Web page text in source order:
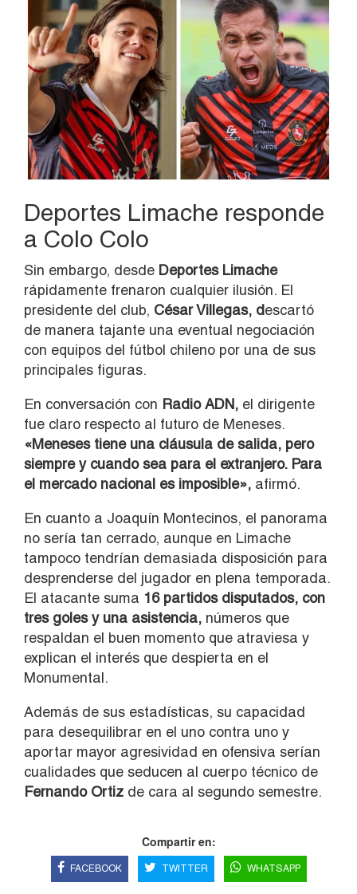
Deportes Limache responde
a Colo Colo
Sin embargo, desde Deportes Limache
rápidamente frenaron cualquier ilusión. El
presidente del club, César Villegas, descartó
de manera tajante una eventual negociación
con equipos del fútbol chileno por una de sus
principales figuras.
En conversación con Radio ADN, el dirigente
fue claro respecto al futuro de Meneses.
«Meneses tiene una cláusula de salida, pero
siempre y cuando sea para el extranjero. Para
el mercado nacional es imposible», afirmó.
En cuanto a Joaquín Montecinos, el panorama
no sería tan cerrado, aunque en Limache
tampoco tendrían demasiada disposición para
desprenderse del jugador en plena temporada.
El atacante suma 16 partidos disputados, con
tres goles y una asistencia, números que
respaldan el buen momento que atraviesa y
explican el interés que despierta en el
Monumental.
Además de sus estadísticas, su capacidad
para desequilibrar en el uno contra uno y
aportar mayor agresividad en ofensiva serían
cualidades que seducen al cuerpo técnico de
Fernando Ortiz de cara al segundo semestre.
Compartir en:
FACEBOOK TWITTER WHATSAPP